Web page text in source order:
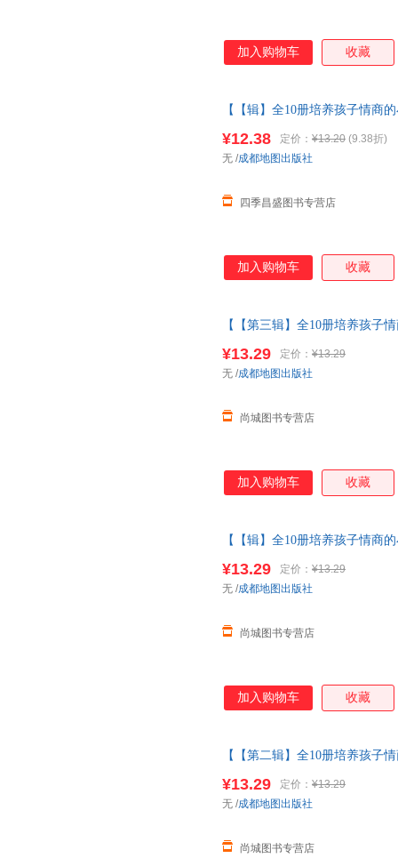
加入购物车 收藏
【【辑】全10册培养孩子情商
取
¥12.38 定价： ¥13.20 (9.38折)
四季昌盛图书专营店
无 /成都地图出版社
加入购物车 收藏
【【第三辑】全10册培养孩子
当当客服
¥13.29 定价： ¥13.29
尚城图书专营店
无 /成都地图出版社
加入购物车 收藏
【【辑】全10册培养孩子情商
当当客服
¥13.29 定价： ¥13.29
尚城图书专营店
无 /成都地图出版社
加入购物车 收藏
【【第二辑】全10册培养孩子
当当客服
¥13.29 定价： ¥13.29
尚城图书专营店
无 /成都地图出版社